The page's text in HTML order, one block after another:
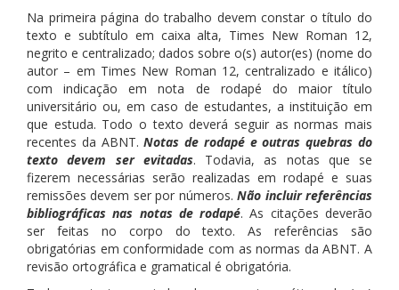
Na primeira página do trabalho devem constar o título do
texto e subtítulo em caixa alta, Times New Roman 12,
negrito e centralizado; dados sobre o(s) autor(es) (nome do
autor – em Times New Roman 12, centralizado e itálico)
com indicação em nota de rodapé do maior título
universitário ou, em caso de estudantes, a instituição em
que estuda. Todo o texto deverá seguir as normas mais
recentes da ABNT.Notas de rodapé e outras quebras do
texto devem ser evitadas. Todavia, as notas que se
fizerem necessárias serão realizadas em rodapé e suas
remissões devem ser por números.Não incluir referências
bibliográficas nas notas de rodapé. As citações deverão
ser feitas no corpo do texto. As referências são
obrigatórias em conformidade com as normas da ABNT. A
revisão ortográfica e gramatical é obrigatória.